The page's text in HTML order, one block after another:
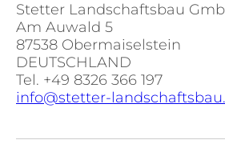
Stetter Landschaftsbau
Am Auwald 5
87538 Obermaiselstein
DEUTSCHLAND
Tel. +49 8326 366 197
info@stetter-